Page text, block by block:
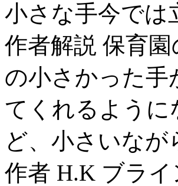
小さな手今では
作者解説 保育
の小さかった手
てくれるよう
ど、小さいな
作者 H.K ブライ